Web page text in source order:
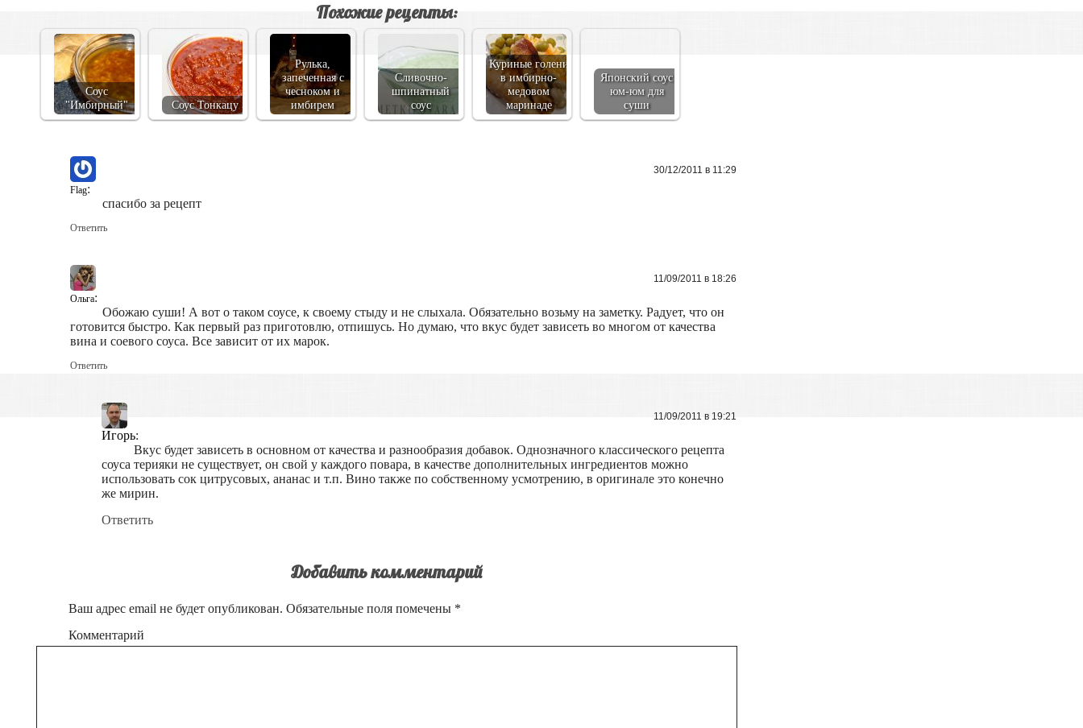
Похожие рецепты:
Соус
"Имбирный"
Соус Тонкацу
Рулька,
запеченная с
чесноком и
имбирем
Сливочно-
шпинатный
соус
Куриные голени
в имбирно-
медовом
маринаде
Японский соус
юм-юм для
суши
Flag:
30/12/2011 в 11:29
спасибо за рецепт
Ответить
Ольга:
11/09/2011 в 18:26
Обожаю суши! А вот о таком соусе, к своему стыду и не слыхала. Обязательно возьму на заметку. Радует, что он
готовится быстро. Как первый раз приготовлю, отпишусь. Но думаю, что вкус будет зависеть во многом от качества
вина и соевого соуса. Все зависит от их марок.
Ответить
Игорь:
11/09/2011 в 19:21
Вкус будет зависеть в основном от качества и разнообразия добавок. Однозначного классического рецепта
соуса терияки не существует, он свой у каждого повара, в качестве дополнительных ингредиентов можно
использовать сок цитрусовых, ананас и т.п. Вино также по собственному усмотрению, в оригинале это конечно
же мирин.
Ответить
Добавить комментарий
Ваш адрес email не будет опубликован. Обязательные поля помечены *
Комментарий